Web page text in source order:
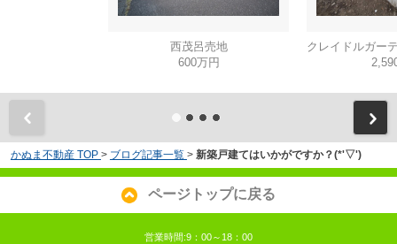
西茂呂売地
600万円
かぬま不動産 TOP > ブログ記事一覧 > 新築戸建てはいかがですか？(*'▽')
ページトップに戻る
営業時間:9：00～18：00